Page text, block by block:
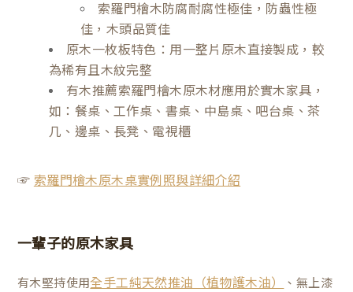
索羅門檜木防腐耐腐性極佳，防蟲性極
佳，木頭品質佳
原木一枚板特色：用一整片原木直接製成，較
為稀有且木紋完整
有木推薦索羅門檜木原木材應用於實木家具，
如：餐桌、工作桌、書桌、中島桌、吧台桌、茶
几、邊桌、長凳、電視櫃
☞ 索羅門檜木原木桌實例照與詳細介紹
一輩子的原木家具
有木堅持使用全手工純天然推油（植物護木油）
、無上漆